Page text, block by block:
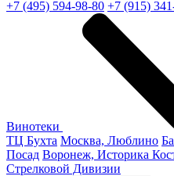
+7 (495) 594-98-80 +7 (915)
Винотеки
ТЦ Бухта Москва, Люблино
Посад Воронеж, Историка
Стрелковой Дивизии